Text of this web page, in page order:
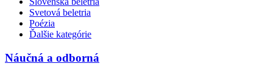
Svetová beletria
Poézia
Ďalšie kategórie
Náučná a odborná